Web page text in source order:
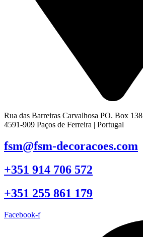
Rua das Barreiras Carvalhosa PO. Box 138
4591-909 Paços de Ferreira | Portugal
fsm@fsm-decoracoes.com
+351 914 706 572
+351 255 861 179
Facebook-f